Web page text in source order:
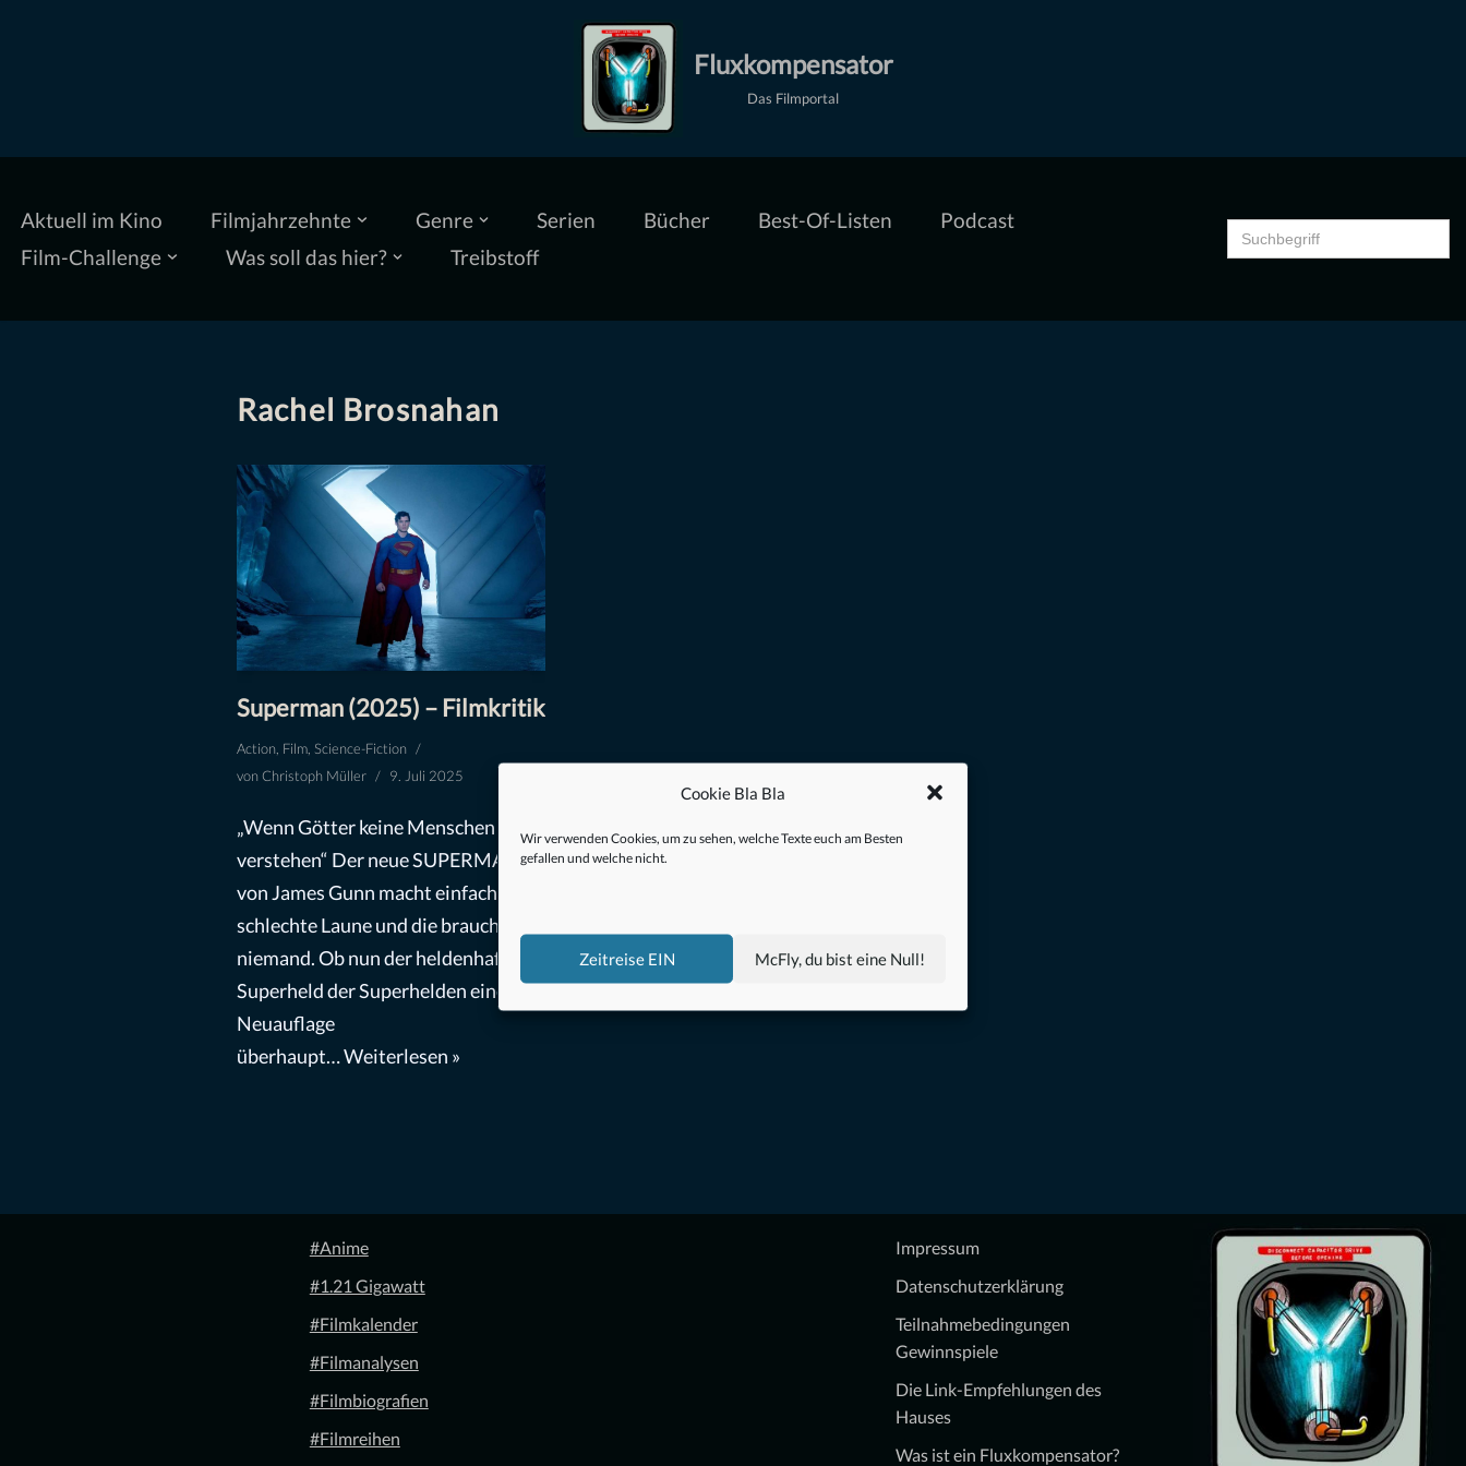
Cookie Bla Bla
Wir verwenden Cookies, um zu sehen, welche Texte euch am Besten
gefallen und welche nicht.
Zeitreise EIN McFly, du bist eine Null!
Fluxkompensator
Das Filmportal
Aktuell im Kino Filmjahrzehnte Genre Serien Bücher Best-Of-Listen
Podcast
Film-Challenge
Was soll das hier? Treibstoff
Search
for:
Rachel Brosnahan
Superman (2025) – Filmkritik
Action, Film, Science-Fiction
vonChristoph Müller 9. Juli 2025
„Wenn Götter keine Menschen mehr
verstehen“ Der neue SUPERMAN
von James Gunn macht einfach
schlechte Laune und die braucht
niemand. Ob nun der heldenhafteste
Superheld der Superhelden eine
Neuauflage
überhaupt…Weiterlesen »
#Anime
#1.21 Gigawatt
#Filmkalender
#Filmanalysen
#Filmbiografien
#Filmreihen
Impressum
Datenschutzerklärung
Teilnahmebedingungen
Gewinnspiele
Die Link-Empfehlungen des
Hauses
Was ist ein Fluxkompensator?